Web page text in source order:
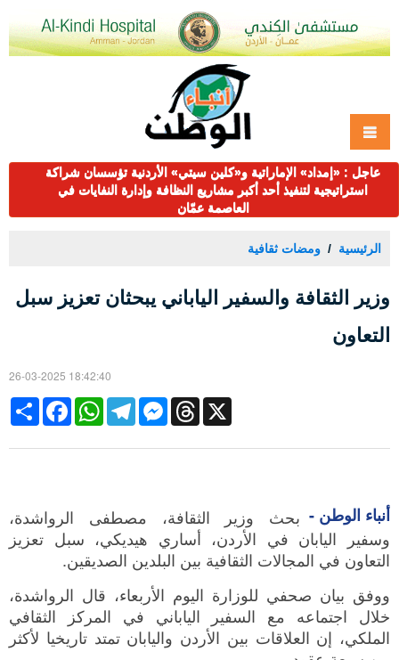
عاجل : «إمداد» الإماراتية و«كلين سيتي» الأردنية تؤسسان شراكة
استراتيجية لتنفيذ أحد أكبر مشاريع النظافة وإدارة النفايات في
العاصمة عمّان
الرئيسية ومضات ثقافية
وزير الثقافة والسفير الياباني يبحثان تعزيز سبل
التعاون
26-03-2025 18:42:40
Share
FacebookWhatsAppTelegramMessengerThreads X
أنباء الوطن - بحث وزير الثقافة، مصطفى الرواشدة،
وسفير اليابان في الأردن، أساري هيديكي، سبل تعزيز
التعاون في المجالات الثقافية بين البلدين الصديقين.
ووفق بيان صحفي للوزارة اليوم الأربعاء، قال الرواشدة،
خلال اجتماعه مع السفير الياباني في المركز الثقافي
الملكي، إن العلاقات بين الأردن واليابان تمتد تاريخيا لأكثر